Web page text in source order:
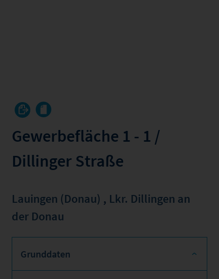
Gewerbefläche 1 - 1 /
Dillinger Straße
Lauingen (Donau) , Lkr. Dillingen an
der Donau
Grunddaten